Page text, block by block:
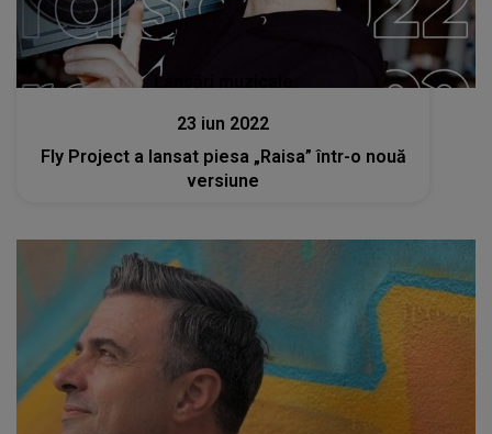
Lansări muzicale
23 iun 2022
Fly Project a lansat piesa „Raisa” într-o nouă
versiune